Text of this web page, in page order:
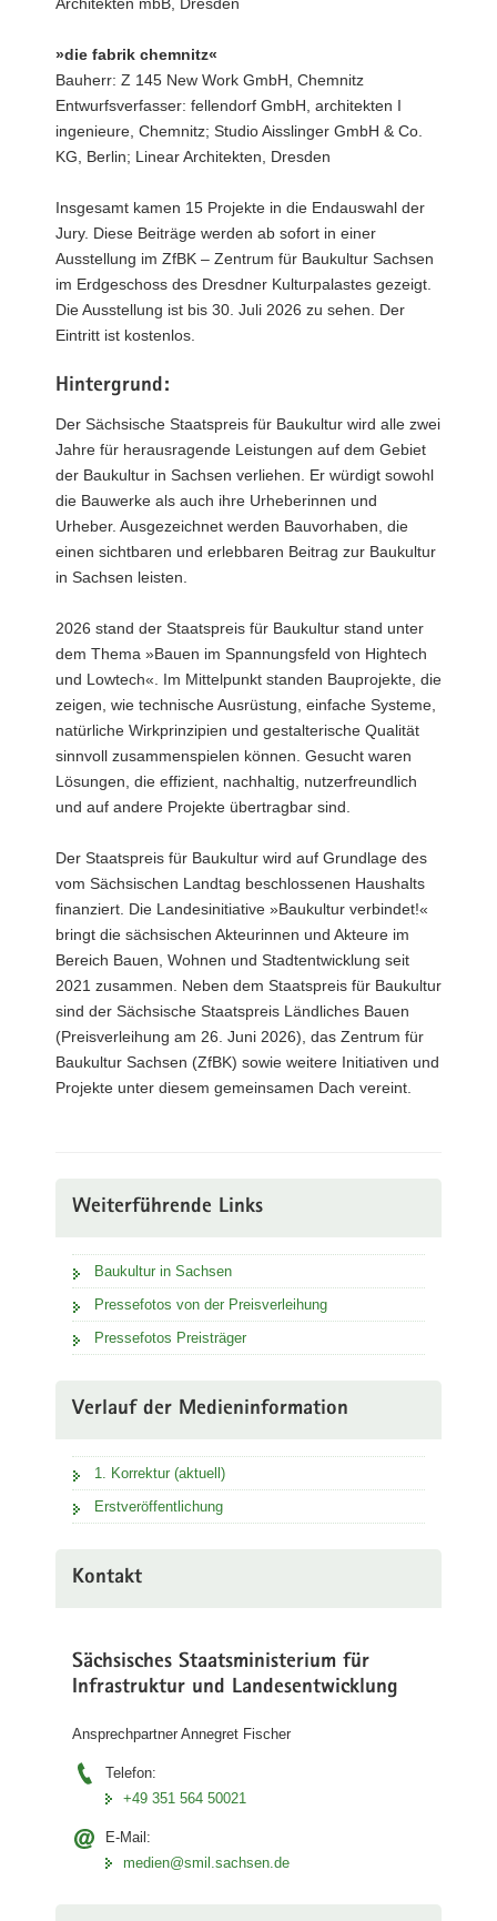
»die fabrik chemnitz«
Bauherr: Z 145 New Work GmbH, Chemnitz
Entwurfsverfasser: fellendorf GmbH, architekten I
ingenieure, Chemnitz; Studio Aisslinger GmbH & Co.
KG, Berlin; Linear Architekten, Dresden
Insgesamt kamen 15 Projekte in die Endauswahl der
Jury. Diese Beiträge werden ab sofort in einer
Ausstellung im ZfBK – Zentrum für Baukultur Sachsen
im Erdgeschoss des Dresdner Kulturpalastes gezeigt.
Die Ausstellung ist bis 30. Juli 2026 zu sehen. Der
Eintritt ist kostenlos.
Hintergrund:
Der Sächsische Staatspreis für Baukultur wird alle zwei
Jahre für herausragende Leistungen auf dem Gebiet
der Baukultur in Sachsen verliehen. Er würdigt sowohl
die Bauwerke als auch ihre Urheberinnen und
Urheber. Ausgezeichnet werden Bauvorhaben, die
einen sichtbaren und erlebbaren Beitrag zur Baukultur
in Sachsen leisten.
2026 stand der Staatspreis für Baukultur stand unter
dem Thema »Bauen im Spannungsfeld von Hightech
und Lowtech«. Im Mittelpunkt standen Bauprojekte, die
zeigen, wie technische Ausrüstung, einfache Systeme,
natürliche Wirkprinzipien und gestalterische Qualität
sinnvoll zusammenspielen können. Gesucht waren
Lösungen, die effizient, nachhaltig, nutzerfreundlich
und auf andere Projekte übertragbar sind.
Der Staatspreis für Baukultur wird auf Grundlage des
vom Sächsischen Landtag beschlossenen Haushalts
finanziert. Die Landesinitiative »Baukultur verbindet!«
bringt die sächsischen Akteurinnen und Akteure im
Bereich Bauen, Wohnen und Stadtentwicklung seit
2021 zusammen. Neben dem Staatspreis für Baukultur
sind der Sächsische Staatspreis Ländliches Bauen
(Preisverleihung am 26. Juni 2026), das Zentrum für
Baukultur Sachsen (ZfBK) sowie weitere Initiativen und
Projekte unter diesem gemeinsamen Dach vereint.
Weiterführende Links
Baukultur in Sachsen
Pressefotos von der Preisverleihung
Pressefotos Preisträger
Verlauf der Medieninformation
1. Korrektur (aktuell)
Erstveröffentlichung
Kontakt
Sächsisches Staatsministerium für
Infrastruktur und Landesentwicklung
Ansprechpartner Annegret Fischer
Telefon:
+49 351 564 50021
E-Mail:
medien@smil.sachsen.de